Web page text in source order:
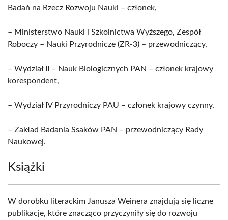
Badań na Rzecz Rozwoju Nauki – członek,
– Ministerstwo Nauki i Szkolnictwa Wyższego, Zespół
Roboczy – Nauki Przyrodnicze (ZR-3) – przewodniczący,
– Wydział II – Nauk Biologicznych PAN – członek krajowy
korespondent,
– Wydział IV Przyrodniczy PAU – członek krajowy czynny,
– Zakład Badania Ssaków PAN – przewodniczący Rady
Naukowej.
Książki
W dorobku literackim Janusza Weinera znajdują się liczne
publikacje, które znacząco przyczyniły się do rozwoju